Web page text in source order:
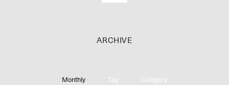
ARCHIVE
Monthly Tag Category